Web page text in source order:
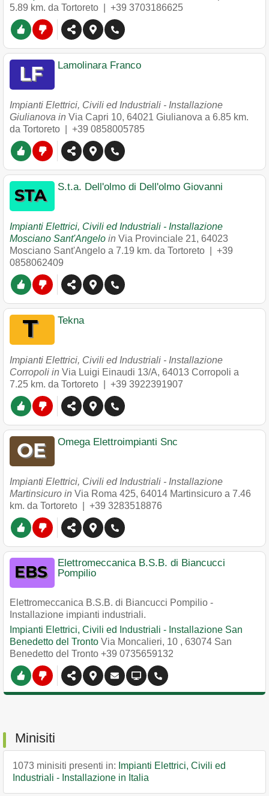
5.89 km. da Tortoreto | +39 3703186625
Lamolinara Franco
Impianti Elettrici, Civili ed Industriali - Installazione
Giulianova in Via Capri 10, 64021 Giulianova a 6.85 km.
da Tortoreto | +39 0858005785
S.t.a. Dell'olmo di Dell'olmo Giovanni
Impianti Elettrici, Civili ed Industriali - Installazione
Mosciano Sant'Angelo in Via Provinciale 21, 64023
Mosciano Sant'Angelo a 7.19 km. da Tortoreto | +39
0858062409
Tekna
Impianti Elettrici, Civili ed Industriali - Installazione
Corropoli in Via Luigi Einaudi 13/A, 64013 Corropoli a
7.25 km. da Tortoreto | +39 3922391907
Omega Elettroimpianti Snc
Impianti Elettrici, Civili ed Industriali - Installazione
Martinsicuro in Via Roma 425, 64014 Martinsicuro a 7.46
km. da Tortoreto | +39 3283518876
Elettromeccanica B.S.B. di Biancucci
Pompilio
Elettromeccanica B.S.B. di Biancucci Pompilio -
Installazione impianti industriali.
Impianti Elettrici, Civili ed Industriali - Installazione San
Benedetto del Tronto Via Moncalieri, 10 , 63074 San
Benedetto del Tronto +39 0735659132
Minisiti
1073 minisiti presenti in: Impianti Elettrici, Civili ed
Industriali - Installazione in Italia